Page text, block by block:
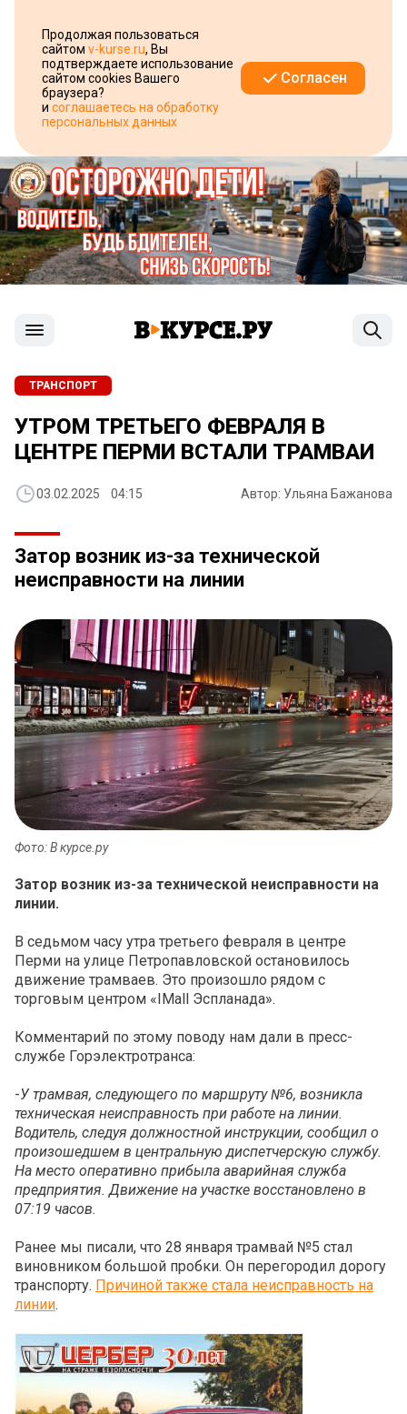
Продолжая пользоваться
сайтом v-kurse.ru, Вы
подтверждаете использование
сайтом cookies Вашего
браузера?
и соглашаетесь на обработку
персональных данных
Согласен
ТРАНСПОРТ
УТРОМ ТРЕТЬЕГО ФЕВРАЛЯ В
ЦЕНТРЕ ПЕРМИ ВСТАЛИ ТРАМВАИ
03.02.2025 04:15 Автор: Ульяна Бажанова
Затор возник из-за технической
неисправности на линии
Фото: В курсе.ру
Затор возник из-за технической неисправности на
линии.
В седьмом часу утра третьего февраля в центре
Перми на улице Петропавловской остановилось
движение трамваев. Это произошло рядом с
торговым центром «IMall Эспланада».
Комментарий по этому поводу нам дали в пресс-
службе Горэлектротранса:
-У трамвая, следующего по маршруту №6, возникла
техническая неисправность при работе на линии.
Водитель, следуя должностной инструкции, сообщил о
произошедшем в центральную диспетчерскую службу.
На место оперативно прибыла аварийная служба
предприятия. Движение на участке восстановлено в
07:19 часов.
Ранее мы писали, что 28 января трамвай №5 стал
виновником большой пробки. Он перегородил дорогу
транспорту. Причиной также стала неисправность на
линии.